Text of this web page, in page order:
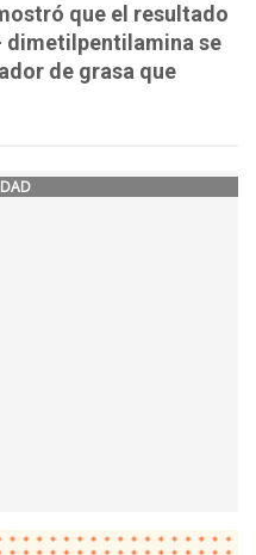
que el resultado
dimetilpentilamina se
de grasa que